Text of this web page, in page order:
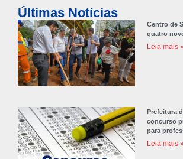
Últimas Notícias
Centro de
quatro
Leia mais »
Prefeitura
concurso
para
Leia mais »